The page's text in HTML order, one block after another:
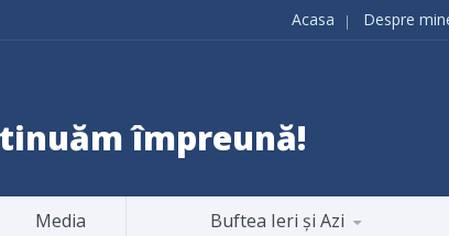
Acasa Despre
împreună!
Media Buftea Ieri și Azi